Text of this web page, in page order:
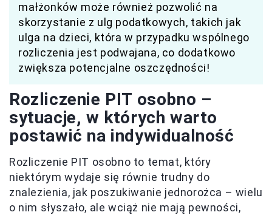
małżonków może również pozwolić na
skorzystanie z ulg podatkowych, takich jak
ulga na dzieci, która w przypadku wspólnego
rozliczenia jest podwajana, co dodatkowo
zwiększa potencjalne oszczędności!
Rozliczenie PIT osobno –
sytuacje, w których warto
postawić na indywidualność
Rozliczenie PIT osobno to temat, który
niektórym wydaje się równie trudny do
znalezienia, jak poszukiwanie jednorożca – wielu
o nim słyszało, ale wciąż nie mają pewności,